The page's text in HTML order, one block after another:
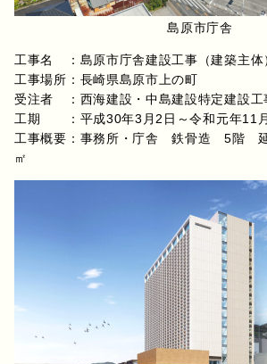
島原市庁舎
工事名 ：島原市庁舎建設工事（建築主体
工事場所：長崎県島原市上の町
受注者 ：西海建設・中島建設特定建設工
工期 ：平成30年3月2日～令和元年11
工事概要：事務所・庁舎 鉄骨造 5階
㎡